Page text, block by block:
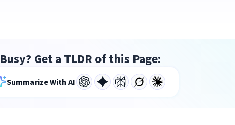
Busy? Get a TLDR of this Page:
Summarize With AI